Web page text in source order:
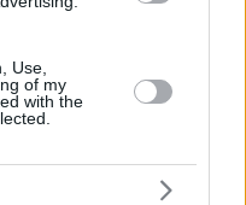
Use,
of my
with the